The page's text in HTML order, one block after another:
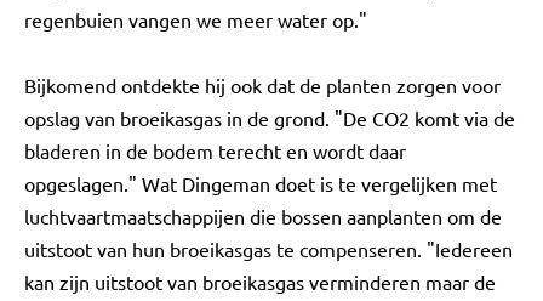
regenbuien vangen we meer water op."
Bijkomend ontdekte hij ook dat de planten zorgen voor
opslag van broeikasgas in de grond. "De CO2 komt via de
bladeren in de bodem terecht en wordt daar
opgeslagen." Wat Dingeman doet is te vergelijken met
luchtvaartmaatschappijen die bossen aanplanten om de
uitstoot van hun broeikasgas te compenseren. "Iedereen
kan zijn uitstoot van broeikasgas verminderen maar de